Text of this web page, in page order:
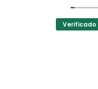
a la agencia,..súper
Verificado